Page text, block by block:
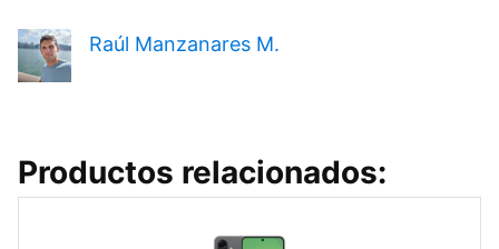
Raúl Manzanares M.
Productos relacionados: